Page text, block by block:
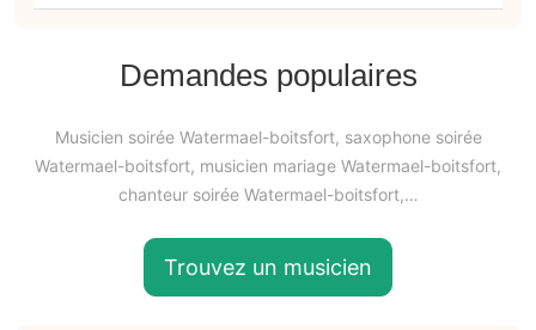
Demandes populaires
Musicien soirée Watermael-boitsfort, saxophone soirée
Watermael-boitsfort, musicien mariage Watermael-boitsfort,
chanteur soirée Watermael-boitsfort,…
Trouvez un musicien